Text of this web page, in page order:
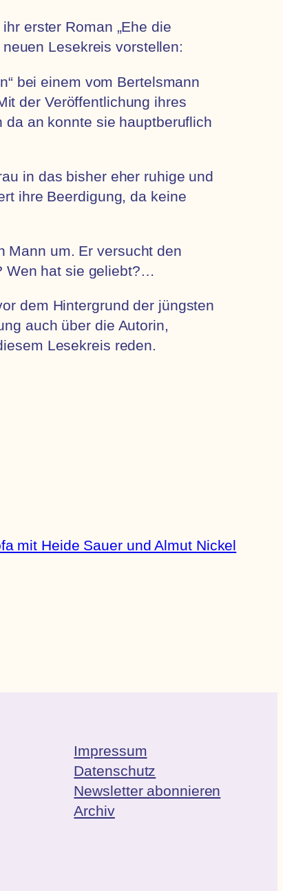
erster Roman „Ehe die
Lesekreis vorstellen:
bei einem vom Bertelsmann
der Veröffentlichung ihres
an konnte sie hauptberuflich
in das bisher eher ruhige und
ihre Beerdigung, da keine
Mann um. Er versucht den
Wen hat sie geliebt?…
dem Hintergrund der jüngsten
auch über die Autorin,
Lesekreis reden.
mit Heide Sauer und Almut Nickel
Impressum
Datenschutz
Newsletter abonnieren
Archiv